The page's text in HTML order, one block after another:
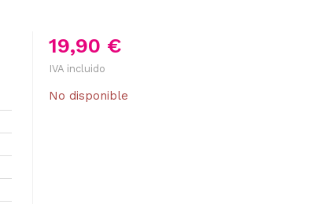
19,90 €
IVA incluido
No disponible